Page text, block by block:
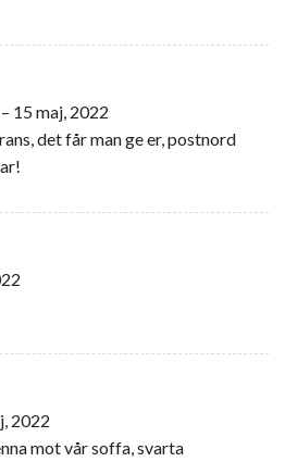
– 15 maj, 2022
det får man ge er, postnord
2022
mot vår soffa, svarta